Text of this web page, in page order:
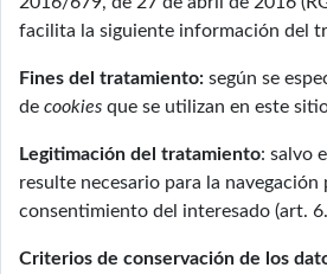
facilita la siguiente información del
Fines del tratamiento: según se
de cookies que se utilizan en este
Legitimación del tratamiento: salvo
resulte necesario para la
consentimiento del interesado (art.
Criterios de conservación de los